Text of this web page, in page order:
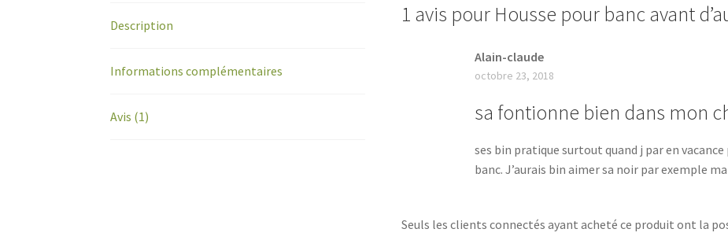
1 avis pour Housse pour banc avant
Alain-claude
octobre 23, 2018
sa fontionne bien dans mon
ses bin pratique surtout quand j par en
banc. J’aurais bin aimer sa noir par exemple
Seuls les clients connectés ayant acheté ce produit ont la
Description
Informations complémentaires
Avis (1)